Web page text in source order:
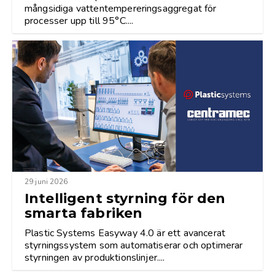
mångsidiga vattentempereringsaggregat för
processer upp till 95°C....
29 juni 2026
Intelligent styrning för den
smarta fabriken
Plastic Systems Easyway 4.0 är ett avancerat
styrningssystem som automatiserar och optimerar
styrningen av produktionslinjer....